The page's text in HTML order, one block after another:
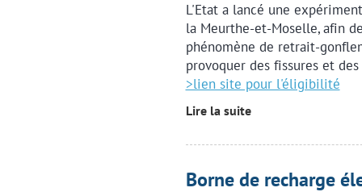
L'Etat a lancé une
la Meurthe-et-Moselle, afin
phénomène de retrait-
provoquer des fissures et
>lien site pour l'éligibilité
Lire la suite
Borne de recharge